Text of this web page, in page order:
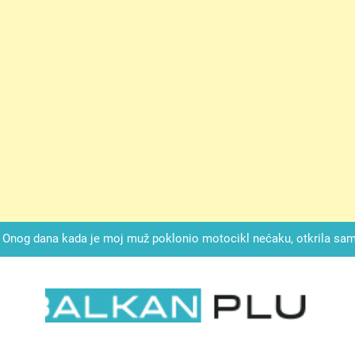
Onog dana kada je moj muž poklonio motocikl nećaku, otkrila
SAM ČAŠU: BIO JE SIN ŽENE ZA KOJU SU
mi je svekrva čupala infuziju i šaptala da umrem kako bi se
nije znala da je ispod zavoja ostao gumb koji je snimao svaku